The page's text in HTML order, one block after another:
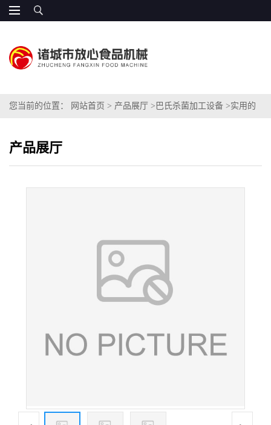
您当前的位置： 网站首页 > 产品展厅 > 巴氏杀菌加工设备 >实用的
产品展厅